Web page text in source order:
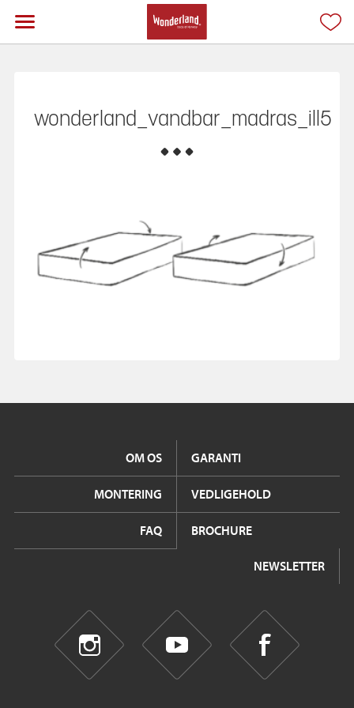
wonderland_vandbar_madras_ill5
OM OS GARANTI
MONTERING VEDLIGEHOLD
FAQ BROCHURE
NEWSLETTER